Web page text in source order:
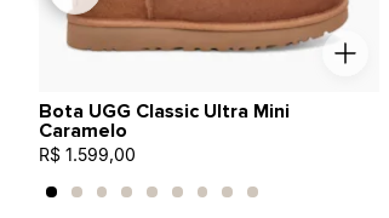
Bota UGG Classic Ultra Mini
Caramelo
R$ 1.599,00